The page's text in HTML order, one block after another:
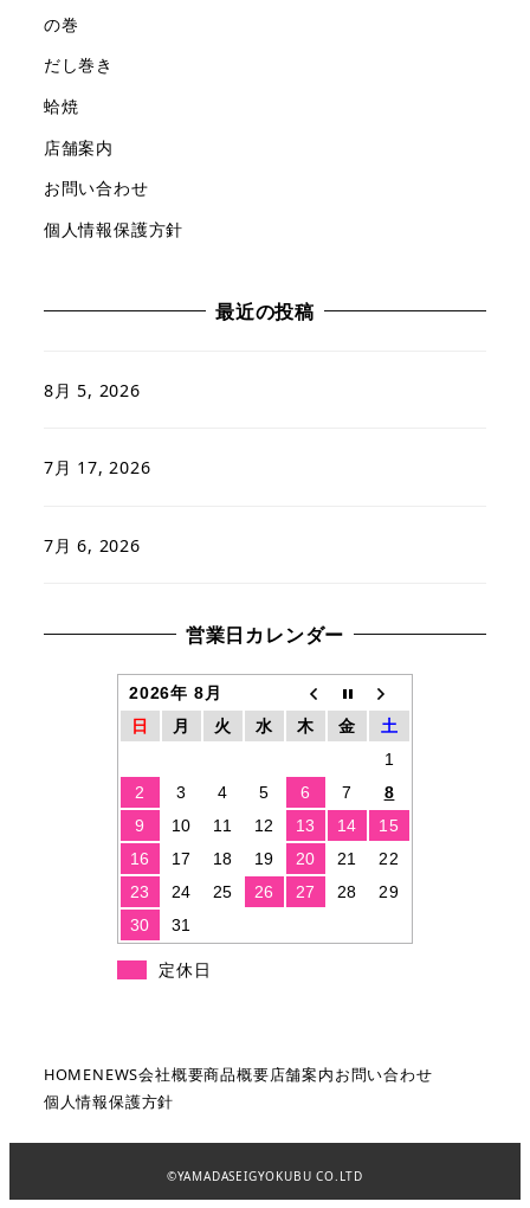
の巻
だし巻き
蛤焼
店舗案内
お問い合わせ
個人情報保護方針
最近の投稿
8月 5, 2026
7月 17, 2026
7月 6, 2026
営業日カレンダー
2026年 8月
日
月 火 水 木 金
土
1
2
3 4 5 6 7
8
9
10 11 12 13 14
15
16
17 18 19 20 21
22
23
24 25 26 27 28
29
30
31
定休日
HOMENEWS会社概要商品概要店舗案内お問い合わせ
個人情報保護方針
©️YAMADASEIGYOKUBU CO.LTD